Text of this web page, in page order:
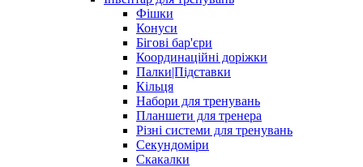
Фішки
Конуси
Бігові бар'єри
Координаційні доріжки
Палки|Підставки
Кільця
Набори для тренувань
Планшети для тренера
Різні системи для тренувань
Секундоміри
Скакалки